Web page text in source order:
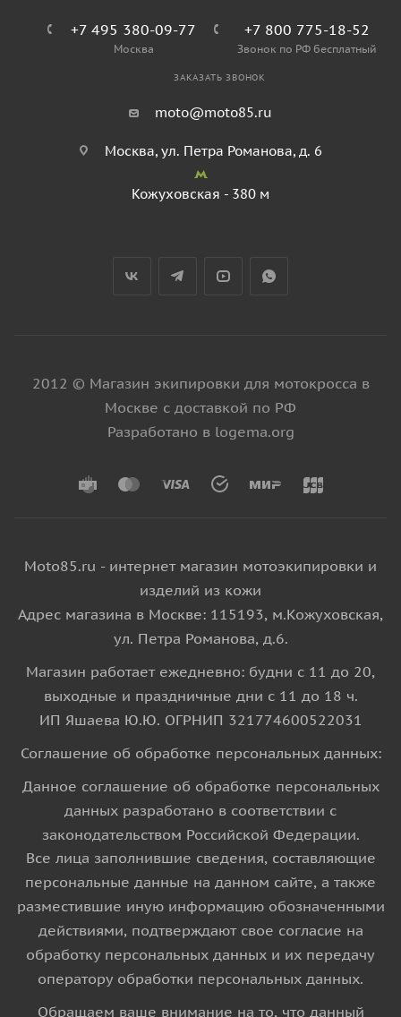
+7 495 380-09-77
Москва
+7 800 775-18-52
Звонок по РФ бесплатный
ЗАКАЗАТЬ ЗВОНОК
moto@moto85.ru
Москва, ул. Петра Романова, д. 6
Кожуховская - 380 м
2012 © Магазин экипировки для мотокросса в
Москве с доставкой по РФ
Разработано в logema.org
Moto85.ru - интернет магазин мотоэкипировки и
изделий из кожи
Адрес магазина в Москве: 115193, м.Кожуховская,
ул. Петра Романова, д.6.
Магазин работает ежедневно: будни с 11 до 20,
выходные и праздничные дни с 11 до 18 ч.
ИП Яшаева Ю.Ю. ОГРНИП 321774600522031
Соглашение об обработке персональных данных:
Данное соглашение об обработке персональных
данных разработано в соответствии с
законодательством Российской Федерации.
Все лица заполнившие сведения, составляющие
персональные данные на данном сайте, а также
разместившие иную информацию обозначенными
действиями, подтверждают свое согласие на
обработку персональных данных и их передачу
оператору обработки персональных данных.
Обращаем ваше внимание на то, что данный